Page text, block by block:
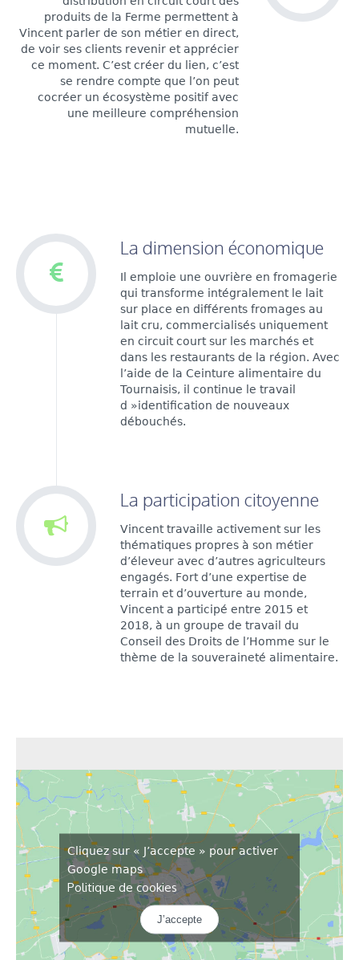
produits de la Ferme permettent à
Vincent parler de son métier en direct,
de voir ses clients revenir et apprécier
ce moment. C’est créer du lien, c’est
se rendre compte que l’on peut
cocréer un écosystème positif avec
une meilleure compréhension
mutuelle.
La dimension économique
Il emploie une ouvrière en fromagerie
qui transforme intégralement le lait
sur place en différents fromages au
lait cru, commercialisés uniquement
en circuit court sur les marchés et
dans les restaurants de la région. Avec
l’aide de la Ceinture alimentaire du
Tournaisis, il continue le travail
d »identification de nouveaux
débouchés.
La participation citoyenne
Vincent travaille activement sur les
thématiques propres à son métier
d’éleveur avec d’autres agriculteurs
engagés. Fort d’une expertise de
terrain et d’ouverture au monde,
Vincent a participé entre 2015 et
2018, à un groupe de travail du
Conseil des Droits de l’Homme sur le
thème de la souveraineté alimentaire.
Cliquez sur « J’accepte » pour activer
Google maps
Politique de cookies
J’accepte